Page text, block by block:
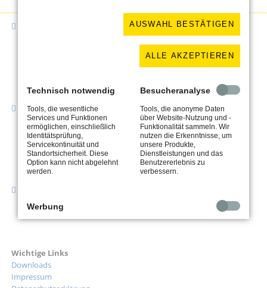
Kontakt
Tel. 05151 / 926640
Fax 05151 / 926641
kontakt@schlosserei-uhlit.de
MO - DO / 7:00 - 15:45 Uhr
FR / 7:00 - 12:30 Uhr
Wichtige Links
Downloads
Impressum
AUSWAHL BESTÄTIGEN
ALLE AKZEPTIEREN
Technisch notwendig
Tools, die wesentliche
Services und Funktionen
ermöglichen, einschließlich
Identitätsprüfung,
Servicekontinuität und
Standortsicherheit. Diese
Option kann nicht abgelehnt
werden.
Besucheranalyse
Tools, die anonyme Daten
über Website-Nutzung und -
Funktionalität sammeln. Wir
nutzen die Erkenntnisse, um
unsere Produkte,
Dienstleistungen und das
Benutzererlebnis zu
verbessern.
Werbung